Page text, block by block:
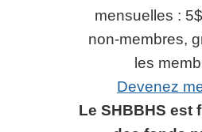
mensuelles :
non-membres,
les
Devenez
Le SHBBHS est